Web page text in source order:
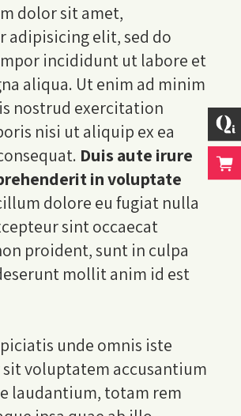
dolor sit amet,
adipisicing elit, sed do
incididunt ut labore et
aliqua. Ut enim ad minim
nostrud exercitation
nisi ut aliquip ex ea
Duis aute irure
in voluptate
dolore eu fugiat nulla
sint occaecat
proident, sunt in culpa
mollit anim id est
unde omnis iste
voluptatem accusantium
laudantium, totam rem